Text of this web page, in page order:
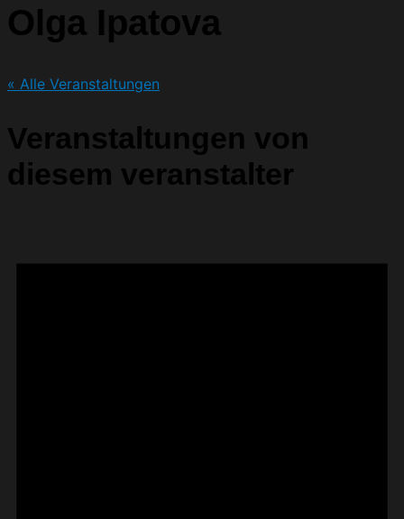
Olga Ipatova
« Alle Veranstaltungen
Veranstaltungen von
diesem veranstalter